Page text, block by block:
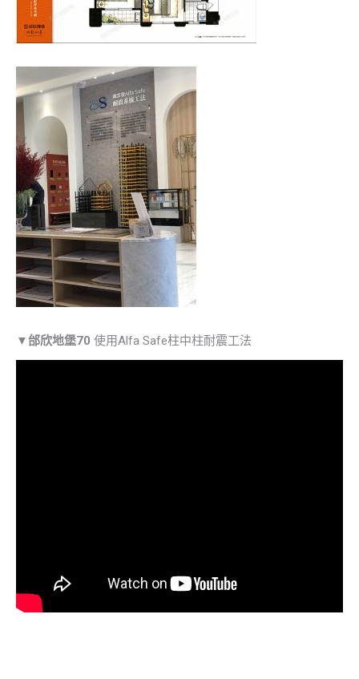
▼邰欣地堡70 使用Alfa Safe柱中柱耐震工法